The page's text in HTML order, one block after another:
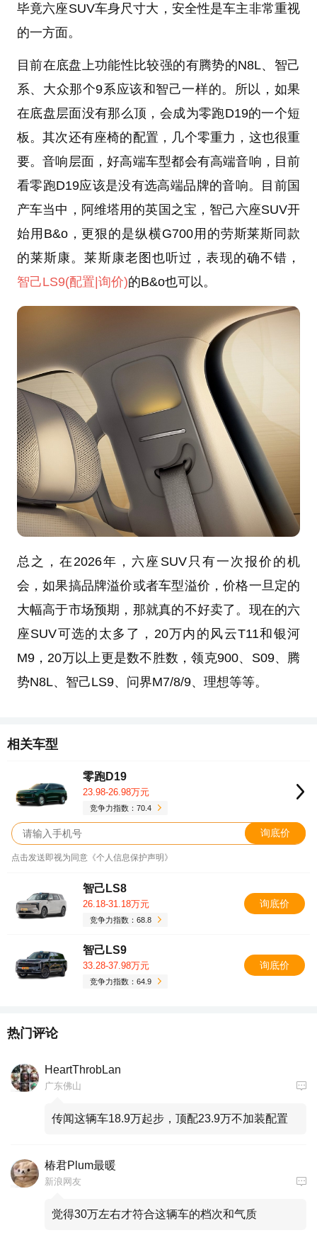
毕竟六座SUV车身尺寸大，安全性是车主非常重视
的一方面。
目前在底盘上功能性比较强的有腾势的N8L、智己
系、大众那个9系应该和智己一样的。所以，如果
在底盘层面没有那么顶，会成为零跑D19的一个短
板。其次还有座椅的配置，几个零重力，这也很重
要。音响层面，好高端车型都会有高端音响，目前
看零跑D19应该是没有选高端品牌的音响。目前国
产车当中，阿维塔用的英国之宝，智己六座SUV开
始用B&o，更狠的是纵横G700用的劳斯莱斯同款
的莱斯康。莱斯康老图也听过，表现的确不错，
智己LS9(配置|询价)的B&o也可以。
总之，在2026年，六座SUV只有一次报价的机
会，如果搞品牌溢价或者车型溢价，价格一旦定的
大幅高于市场预期，那就真的不好卖了。现在的六
座SUV可选的太多了，20万内的风云T11和银河
M9，20万以上更是数不胜数，领克900、S09、腾
势N8L、智己LS9、问界M7/8/9、理想等等。
相关车型
零跑D19
23.98-26.98万元
竞争力指数：70.4
询底价
点击发送即视为同意《个人信息保护声明》
智己LS8
26.18-31.18万元
竞争力指数：68.8
询底价
智己LS9
33.28-37.98万元
竞争力指数：64.9
询底价
热门评论
HeartThrobLan
广东佛山
传闻这辆车18.9万起步，顶配23.9万不加装配置
椿君Plum最暖
新浪网友
觉得30万左右才符合这辆车的档次和气质